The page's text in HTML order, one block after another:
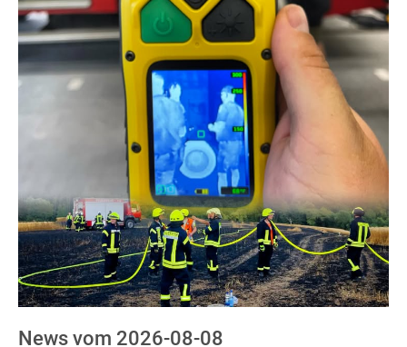
News vom 2026-08-08